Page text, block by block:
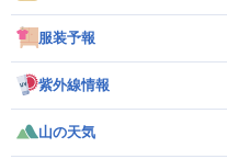
服装予報
紫外線情報
山の天気